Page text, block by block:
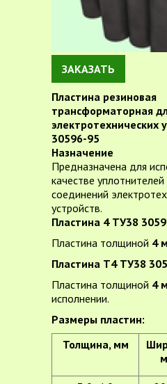
ЗАКАЗАТЬ
Пластина резиновая
трансформаторная
электротехнических
30596-95
Назначение
Предназначена для
качестве
соединений
устройств.
Пластина 4 ТУ38
Пластина толщиной 4
Пластина Т4 ТУ38
Пластина толщиной 4
исполнении.
Размеры пластин:
Толщина, мм